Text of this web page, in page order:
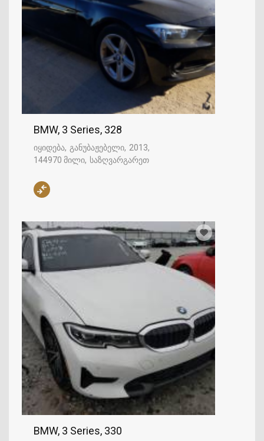
BMW, 3 Series, 328
იყიდება განუბაჟებელი 2013
144970 მილი საზღვარგარეთ
BMW, 3 Series, 330